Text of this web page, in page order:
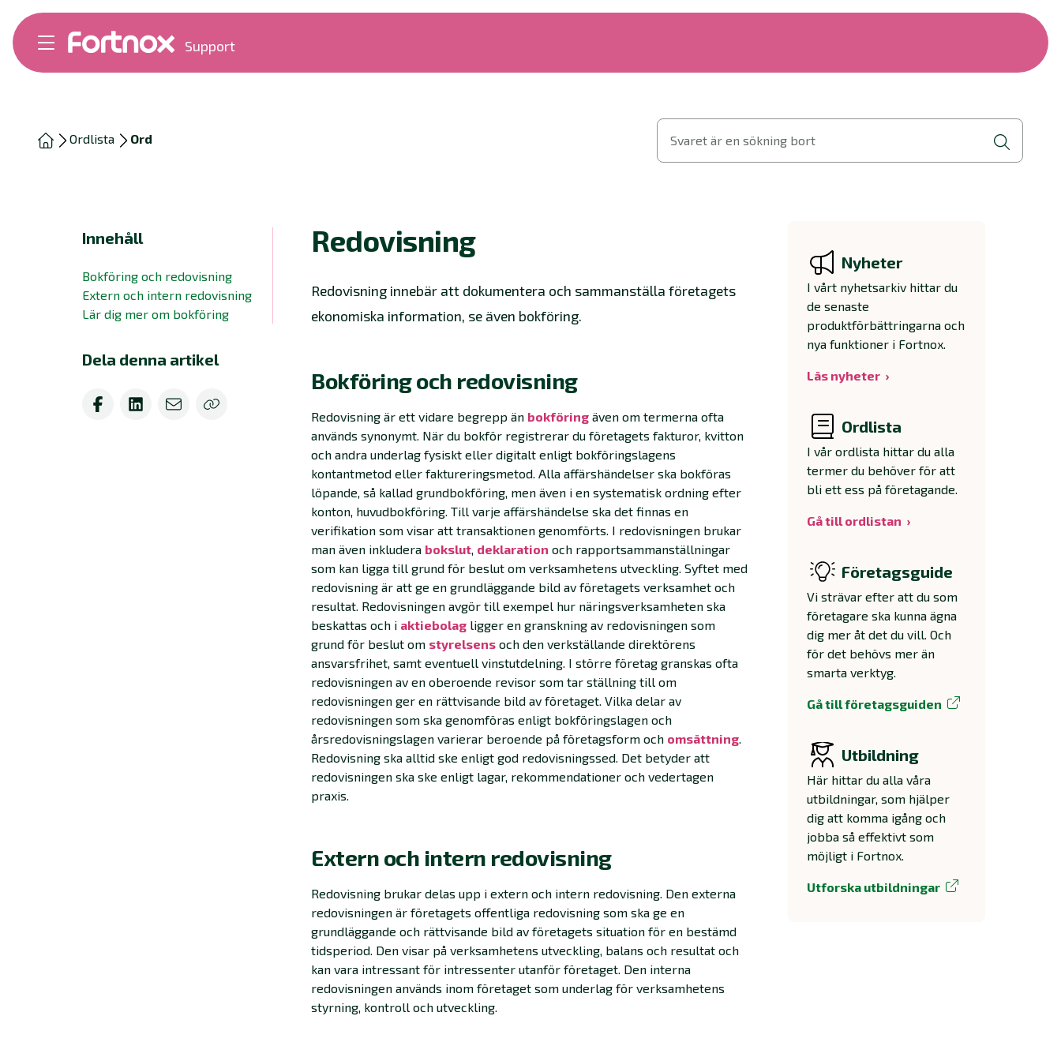
Support
Bokföring
Byt till Fortnox
Support Play
Ordlista
Ordlista Ord Svaret är en sökning bort
Innehåll
Bokföring och redovisning
Extern och intern redovisning
Lär dig mer om bokföring
Dela denna artikel
Redovisning
Redovisning innebär att dokumentera och sammanställa företagets
ekonomiska information, se även bokföring.
Bokföring och redovisning
Redovisning är ett vidare begrepp än bokföring även om termerna ofta
används synonymt. När du bokför registrerar du företagets fakturor, kvitton
och andra underlag fysiskt eller digitalt enligt bokföringslagens
kontantmetod eller faktureringsmetod. Alla affärshändelser ska bokföras
löpande, så kallad grundbokföring, men även i en systematisk ordning efter
konton, huvudbokföring. Till varje affärshändelse ska det finnas en
verifikation som visar att transaktionen genomförts. I redovisningen brukar
man även inkludera bokslut, deklaration och rapportsammanställningar
som kan ligga till grund för beslut om verksamhetens utveckling. Syftet med
redovisning är att ge en grundläggande bild av företagets verksamhet och
resultat. Redovisningen avgör till exempel hur näringsverksamheten ska
beskattas och i aktiebolag ligger en granskning av redovisningen som
grund för beslut om styrelsens och den verkställande direktörens
ansvarsfrihet, samt eventuell vinstutdelning. I större företag granskas ofta
redovisningen av en oberoende revisor som tar ställning till om
redovisningen ger en rättvisande bild av företaget. Vilka delar av
redovisningen som ska genomföras enligt bokföringslagen och
årsredovisningslagen varierar beroende på företagsform och omsättning.
Redovisning ska alltid ske enligt god redovisningssed. Det betyder att
redovisningen ska ske enligt lagar, rekommendationer och vedertagen
praxis.
Extern och intern redovisning
Redovisning brukar delas upp i extern och intern redovisning. Den externa
redovisningen är företagets offentliga redovisning som ska ge en
grundläggande och rättvisande bild av företagets situation för en bestämd
tidsperiod. Den visar på verksamhetens utveckling, balans och resultat och
kan vara intressant för intressenter utanför företaget. Den interna
redovisningen används inom företaget som underlag för verksamhetens
styrning, kontroll och utveckling.
Nyheter
I vårt nyhetsarkiv hittar du
de senaste
produktförbättringarna och
nya funktioner i Fortnox.
Läs nyheter
Ordlista
I vår ordlista hittar du alla
termer du behöver för att
bli ett ess på företagande.
Gå till ordlistan
Företagsguide
Vi strävar efter att du som
företagare ska kunna ägna
dig mer åt det du vill. Och
för det behövs mer än
smarta verktyg.
Gå till företagsguiden
Utbildning
Här hittar du alla våra
utbildningar, som hjälper
dig att komma igång och
jobba så effektivt som
möjligt i Fortnox.
Utforska utbildningar